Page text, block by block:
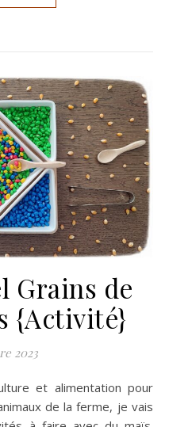
Grains de
{Activité}
2023
de la ferme, je vais